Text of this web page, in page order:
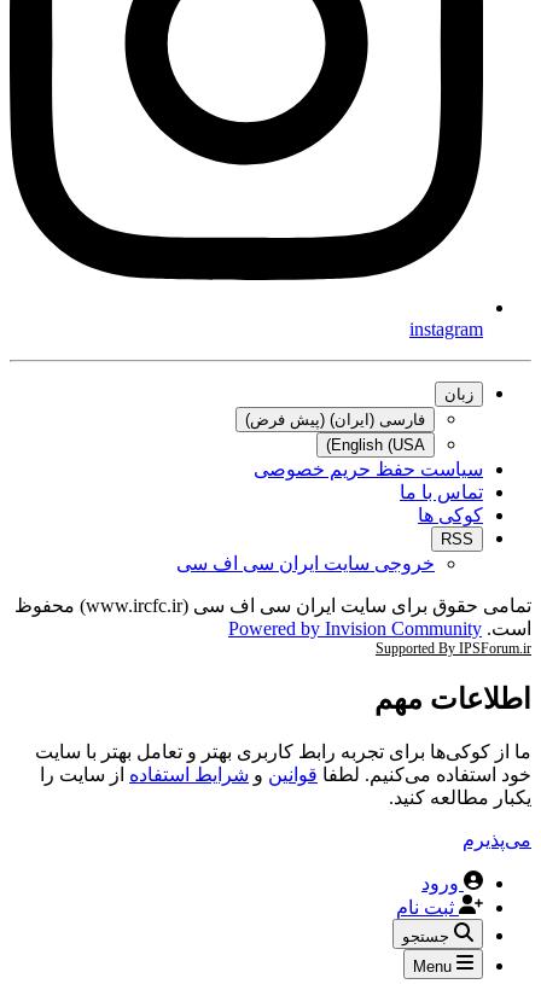
instagram
زبان
فارسی (ایران) (پیش فرض)
English (USA)
سیاست حفظ حریم خصوصی
تماس با ما
کوکی ها
RSS
خروجی سایت ایران سی اف سی
تمامی حقوق برای سایت ایران سی اف سی (www.ircfc.ir) محفوظ
است. Powered by Invision Community
Supported By IPSForum.ir
اطلاعات مهم
ما از کوکی‌ها برای تجربه رابط کاربری بهتر و تعامل بهتر با سایت
خود استفاده می‌کنیم. لطفا قوانین و شرایط استفاده از سایت را
یکبار مطالعه کنید.
می‌پذیرم
ورود
ثبت نام
جستجو
Menu